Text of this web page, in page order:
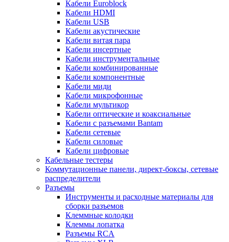
Кабели Euroblock
Кабели HDMI
Кабели USB
Кабели акустические
Кабели витая пара
Кабели инсертные
Кабели инструментальные
Кабели комбинированные
Кабели компонентные
Кабели миди
Кабели микрофонные
Кабели мультикор
Кабели оптические и коаксиальные
Кабели с разъемами Bantam
Кабели сетевые
Кабели силовые
Кабели цифровые
Кабельные тестеры
Коммутационные панели, директ-боксы, сетевые
распределители
Разъемы
Инструменты и расходные материалы для
сборки разъемов
Клеммные колодки
Клеммы лопатка
Разъемы RCA